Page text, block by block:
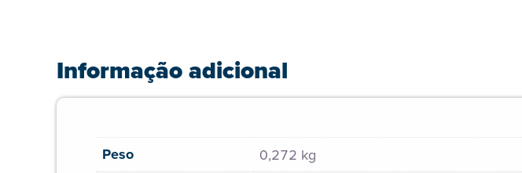
Informação adicional
Peso 0,272 kg